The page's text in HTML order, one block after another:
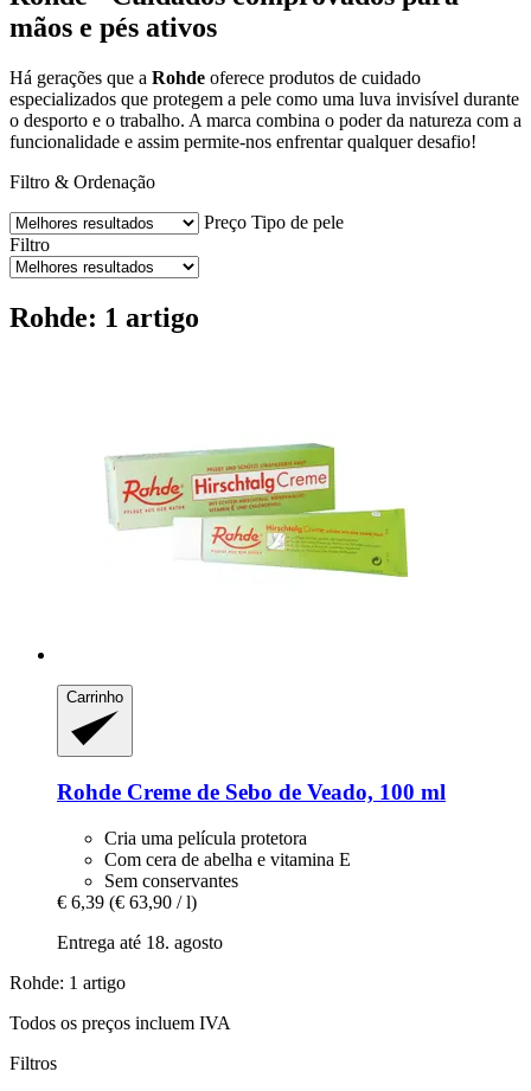
mãos e pés ativos
Há gerações que a Rohde oferece produtos de cuidado
especializados que protegem a pele como uma luva invisível durante
o desporto e o trabalho. A marca combina o poder da natureza com a
funcionalidade e assim permite-nos enfrentar qualquer desafio!
Filtro & Ordenação
Preço Tipo de pele
Filtro
Rohde: 1 artigo
Carrinho
Rohde Creme de Sebo de Veado, 100 ml
Cria uma película protetora
Com cera de abelha e vitamina E
Sem conservantes
€ 6,39 (€ 63,90 / l)
Entrega até 18. agosto
Rohde: 1 artigo
Todos os preços incluem IVA
Filtros